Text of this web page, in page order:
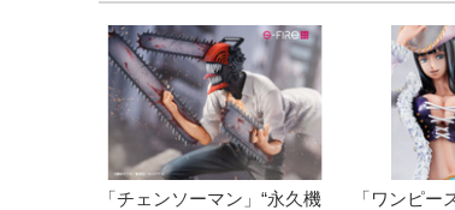
「チェンソーマン」“永久機
「ワンピー